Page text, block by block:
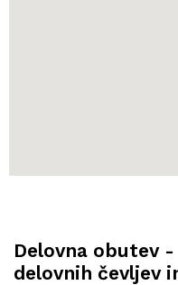
Delovna obutev
delovnih čevljev